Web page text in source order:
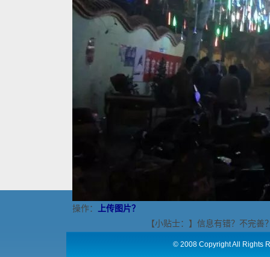
操作：
上传图片？
【小贴士：】信息有错？不完
©2008 Copyright All Rights